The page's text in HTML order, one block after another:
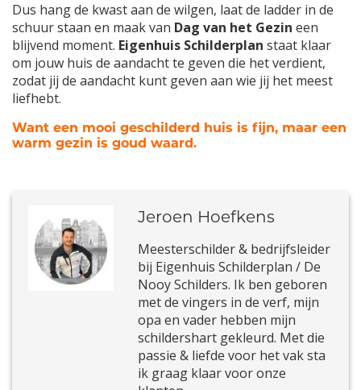
Dus hang de kwast aan de wilgen, laat de ladder in de
schuur staan en maak van Dag van het Gezin een
blijvend moment. Eigenhuis Schilderplan staat klaar
om jouw huis de aandacht te geven die het verdient,
zodat jij de aandacht kunt geven aan wie jij het meest
liefhebt.
Want een mooi geschilderd huis is fijn, maar een
warm gezin is goud waard.
Jeroen Hoefkens
Meesterschilder & bedrijfsleider
bij Eigenhuis Schilderplan / De
Nooy Schilders. Ik ben geboren
met de vingers in de verf, mijn
opa en vader hebben mijn
schildershart gekleurd. Met die
passie & liefde voor het vak sta
ik graag klaar voor onze